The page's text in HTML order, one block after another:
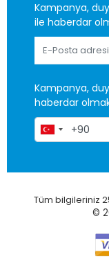
Kampanya,
ile haberdar
Kampanya,
haberdar
Tüm bilgileriniz
©